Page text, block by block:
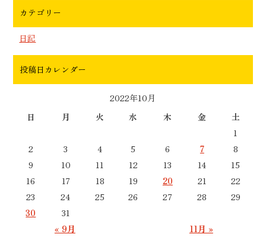
カテゴリー
日記
投稿日カレンダー
2022年10月
日
月 火 水 木 金 土
« 9月 11月 »
1
2
3 4 5 6 7
8
9
10 11 12 13 14
15
16
17 18 19 20 21
22
23
24 25 26 27 28
29
30
31